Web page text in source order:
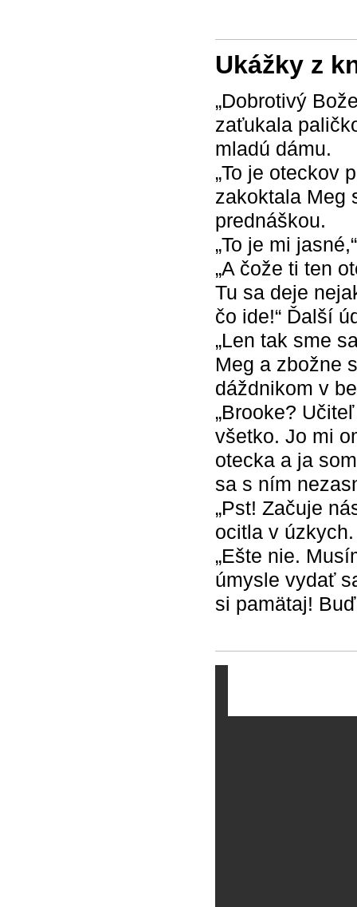
Ukážky z
„Dobrotivý
zaťukala
mladú dámu.
„To je oteckov
zakoktala Meg
prednáškou.
„To je mi
„A čože ti ten
Tu sa deje
čo ide!“ Ďalší
„Len tak sme
Meg a zbožne
dáždnikom v
„Brooke?
všetko. Jo mi
otecka a ja
sa s ním
„Pst! Začuje
ocitla v úzkych.
„Ešte nie.
úmysle vydať
si pamätaj!